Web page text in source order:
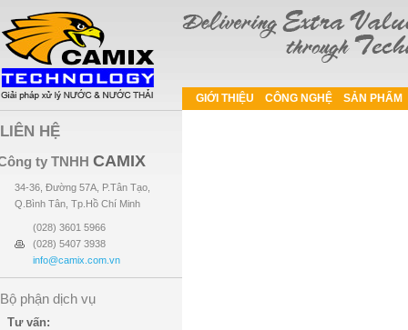
GIỚI THIỆU CÔNG NGHỆ SẢN PHẨM
LIÊN HỆ
ty TNHH CAMIX
34-36, Đường 57A, P.Tân Tạo,
Q.Bình Tân, Tp.Hồ Chí Minh
(028) 3601 5966
(028) 5407 3938
info@camix.com.vn
Bộ phận dịch vụ
Tư vấn: